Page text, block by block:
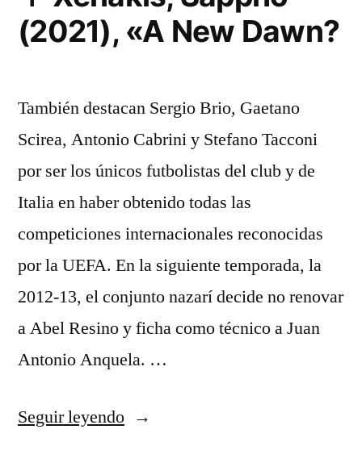
(2021), «A New Dawn?
También destacan Sergio Brio, Gaetano
Scirea, Antonio Cabrini y Stefano Tacconi
por ser los únicos futbolistas del club y de
Italia en haber obtenido todas las
competiciones internacionales reconocidas
por la UEFA. En la siguiente temporada, la
2012-13, el conjunto nazarí decide no renovar
a Abel Resino y ficha como técnico a Juan
Antonio Anquela. …
Seguir leyendo«↑